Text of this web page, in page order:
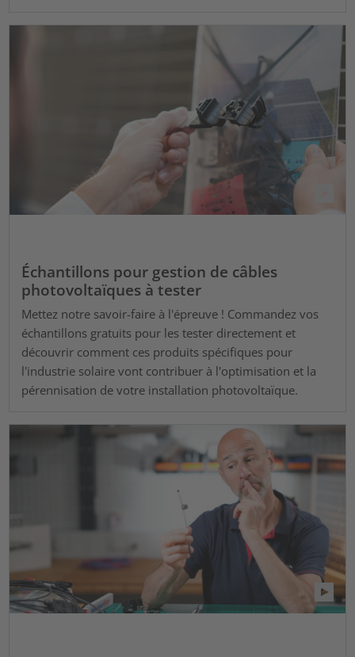
Échantillons pour gestion de câbles
photovoltaïques à tester
Mettez notre savoir-faire à l'épreuve ! Commandez vos
échantillons gratuits pour les tester directement et
découvrir comment ces produits spécifiques pour
l'industrie solaire vont contribuer à l'optimisation et la
pérennisation de votre installation photovoltaïque.